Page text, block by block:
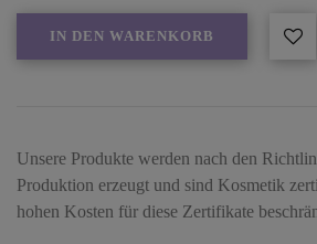
IN DEN WARENKORB
Unsere Produkte werden nach den
Produktion erzeugt und sind Kosmetik
hohen Kosten für diese Zertifikate